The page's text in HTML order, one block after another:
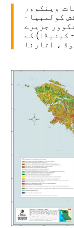
وینکوور
کولمبیا -
جزیرے
کینیڈا) کے